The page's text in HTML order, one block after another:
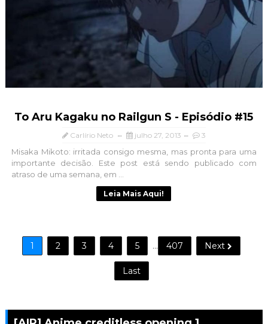
To Aru Kagaku no Railgun S - Episódio #15
Carlírio Neto julho 27, 2013 3
Misaka Mikoto: irritada consigo mesma, mas pronta para uma
importante decisão. Este post está sendo publicado com
atraso de uma semana, em ...
Leia Mais Aqui!
1 2 3 4 5 ... 407 Next
Last